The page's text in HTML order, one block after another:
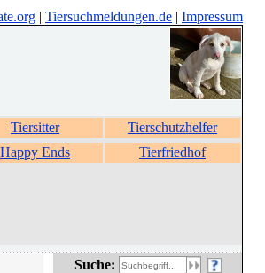
| Tiersuchmeldungen.de | Impressum
Tiersitter
Tierschutzhelfer
Happy Ends Tierfriedhof
Suche: